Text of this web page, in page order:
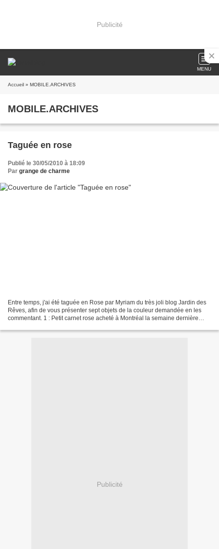
Publicité
MENU
Accueil » MOBILE.ARCHIVES
MOBILE.ARCHIVES
Taguée en rose
Publié le 30/05/2010 à 18:09
Par grange de charme
Entre temps, j'ai été taguée en Rose par Myriam du très joli blog Jardin des
Rêves, afin de vous présenter sept objets de la couleur demandée en les
commentant. 1 : Petit carnet rose acheté à Montréal la semaine dernière
Publicité